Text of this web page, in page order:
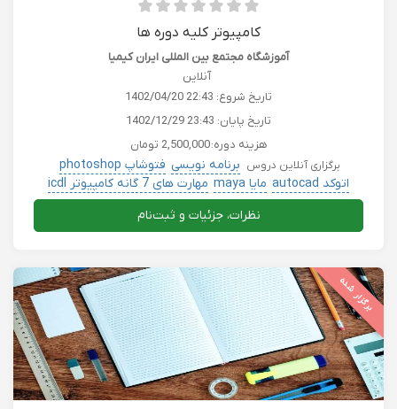
کامپیوتر کلیه دوره ها
آموزشگاه مجتمع بین المللی ایران کیمیا
آنلاین
تاریخ شروع: 1402/04/20 22:43
تاریخ پایان: 1402/12/29 23:43
هزینه دوره:2,500,000 تومان
برگزاری آنلاین دروس برنامه نویسی فتوشاپ photoshop
اتوکد autocad
مایا maya
مهارت های 7 گانه کامپیوتر icdl
نظرات، جزئیات و ثبت‌نام
برگزار شده